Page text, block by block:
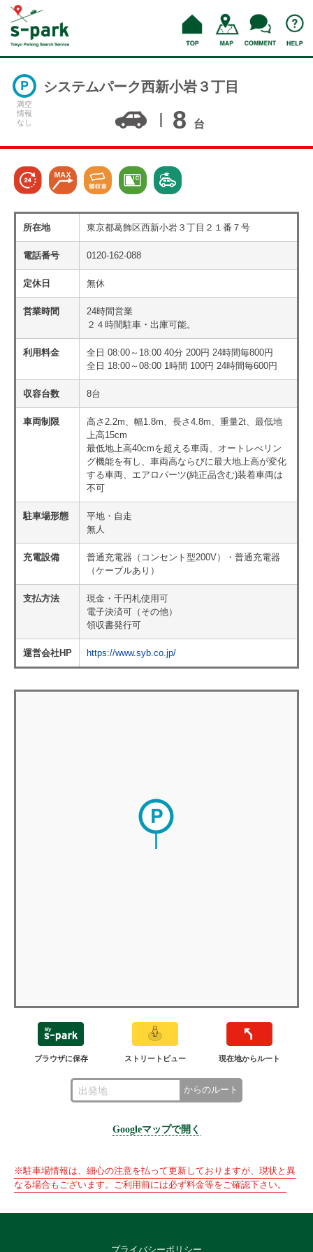
満空
情報
なし
システムパーク西新小岩３丁目
8 台
所在地 東京都葛飾区西新小岩３丁目２１番７号
電話番号 0120-162-088
定休日 無休
営業時間
24時間営業
２４時間駐車・出庫可能。
利用料金
全日 08:00～18:00 40分 200円 24時間毎800円
全日 18:00～08:00 1時間 100円 24時間毎600円
収容台数 8台
車両制限
高さ2.2m、幅1.8m、長さ4.8m、重量2t、最低地
上高15cm
最低地上高40cmを超える車両、オートレべリン
グ機能を有し、車両高ならびに最大地上高が変化
する車両、エアロパーツ(純正品含む)装着車両は
不可
駐車場形態
平地・自走
無人
充電設備
普通充電器（コンセント型200V）・普通充電器
（ケーブルあり）
支払方法
現金・千円札使用可
電子決済可（その他）
領収書発行可
運営会社HP https://www.syb.co.jp/
ブラウザに保存 ストリートビュー 現在地からルート
からのルート
Googleマップで開く
※駐車場情報は、細心の注意を払って更新しておりますが、現状と異
なる場合もございます。ご利用前には必ず料金等をご確認下さい。
プライバシーポリシー